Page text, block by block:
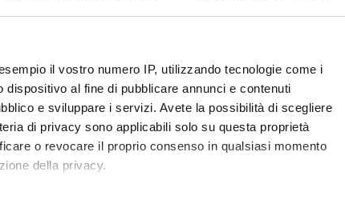
il vostro numero IP, utilizzando tecnologie come i
al fine di pubblicare annunci e contenuti
e sviluppare i servizi. Avete la possibilità di scegliere
di privacy sono applicabili solo su questa proprietà
o revocare il proprio consenso in qualsiasi momento
della privacy.